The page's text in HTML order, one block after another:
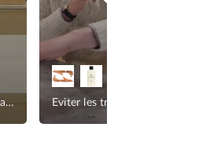
5 façons d'aider les marques